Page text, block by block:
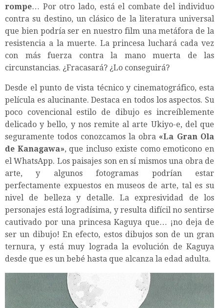
rompe… Por otro lado, está el combate del individuo
contra su destino, un clásico de la literatura universal
que bien podría ser en nuestro film una metáfora de la
resistencia a la muerte. La princesa luchará cada vez
con más fuerza contra la mano muerta de las
circunstancias. ¿Fracasará? ¿Lo conseguirá?
Desde el punto de vista técnico y cinematográfico, esta
película es alucinante. Destaca en todos los aspectos. Su
poco covencional estilo de dibujo es increíblemente
delicado y bello, y nos remite al arte Ukiyo-e, del que
seguramente todos conozcamos la obra «La Gran Ola
de Kanagawa», que incluso existe como emoticono en
el WhatsApp. Los paisajes son en sí mismos una obra de
arte, y algunos fotogramas podrían estar
perfectamente expuestos en museos de arte, tal es su
nivel de belleza y detalle. La expresividad de los
personajes está logradísima, y resulta difícil no sentirse
cautivado por una princesa Kaguya que… ¡no deja de
ser un dibujo! En efecto, estos dibujos son de un gran
ternura, y está muy lograda la evolución de Kaguya
desde que es un bebé hasta que alcanza la edad adulta.